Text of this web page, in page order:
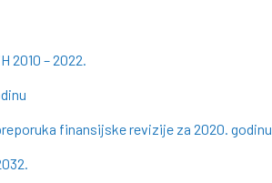
2010 – 2022.
finansijske revizije za 2020. godinu